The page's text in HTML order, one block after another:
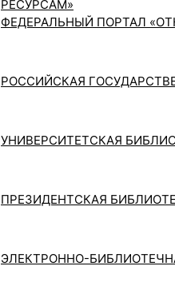
РЕСУРСАМ»
ФЕДЕРАЛЬНЫЙ ПОРТАЛ
РОССИЙСКАЯ
УНИВЕРСИТЕТСКАЯ
ПРЕЗИДЕНТСКАЯ
ЭЛЕКТРОННО-